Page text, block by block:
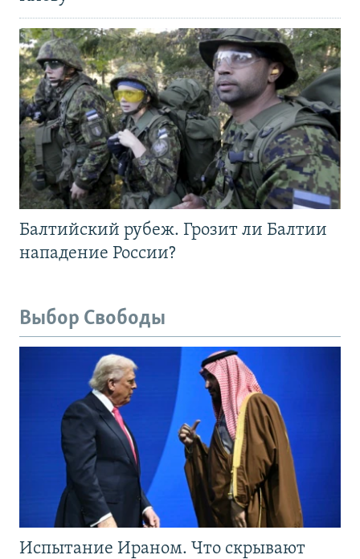
Балтийский рубеж. Грозит ли Балтии
нападение России?
Выбор Свободы
Испытание Ираном. Что скрывают